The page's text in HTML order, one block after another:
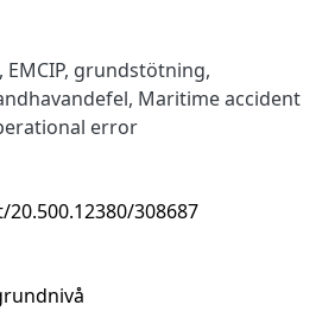
, EMCIP, grundstötning,
, Maritime accident
error
308687